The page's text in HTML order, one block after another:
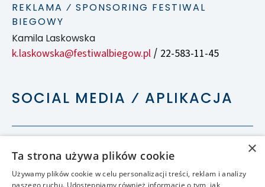
REKLAMA ⁄ SPONSORING FESTIWAL
BIEGOWY
Kamila Laskowska
k.laskowska@festiwalbiegow.pl / 22-583-11-45
SOCIAL MEDIA ⁄ APLIKACJA
×
Ta strona używa plików cookie
Używamy plików cookie w celu personalizacji treści, reklam i analizy
naszego ruchu. Udostępniamy również informacje o tym, jak